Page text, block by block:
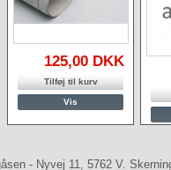
125,00 DKK
Tilføj til kurv
Vis
- Nyvej 11, 5762 V.